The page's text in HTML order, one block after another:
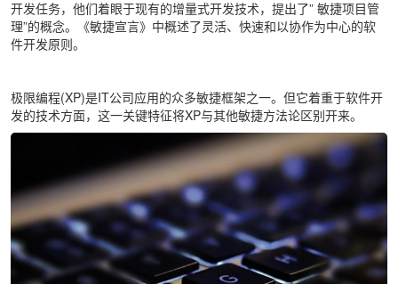
开发任务，他们着眼于现有的增量式开发技术，提出了” 敏捷项目管
理”的概念。《敏捷宣言》中概述了灵活、快速和以协作为中心的软
件开发原则。
极限编程(XP)是IT公司应用的众多敏捷框架之一。但它着重于软件开
发的技术方面，这一关键特征将XP与其他敏捷方法论区别开来。